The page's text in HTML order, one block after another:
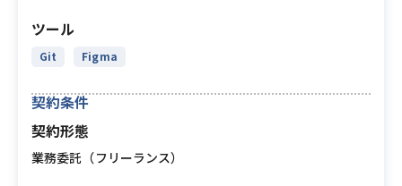
ツール
Git Figma
契約条件
契約形態
業務委託（フリーランス）